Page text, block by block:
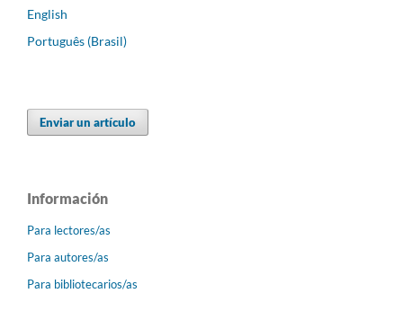
English
Português (Brasil)
Enviar un artículo
Información
Para lectores/as
Para autores/as
Para bibliotecarios/as